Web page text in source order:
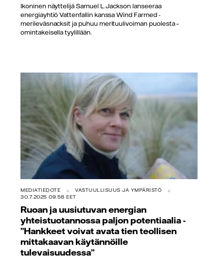
Ikoninen näyttelijä Samuel L. Jackson lanseeraa
energiayhtiö Vattenfallin kanssa Wind Farmed -
merileväsnacksit ja puhuu merituulivoiman puolesta –
omintakeisella tyylillään.
MEDIATIEDOTE
VASTUULLISUUS JA YMPÄRISTÖ
30.7.2025 09.58 EET
Ruoan ja uusiutuvan energian
yhteistuotannossa paljon potentiaalia -
”Hankkeet voivat avata tien teollisen
mittakaavan käytännöille
tulevaisuudessa”